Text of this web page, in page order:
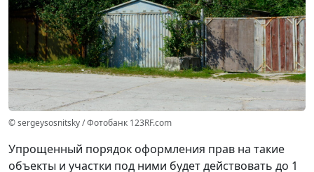
© sergeysosnitsky / Фотобанк 123RF.com
Упрощенный порядок оформления прав на такие
объекты и участки под ними будет действовать до 1